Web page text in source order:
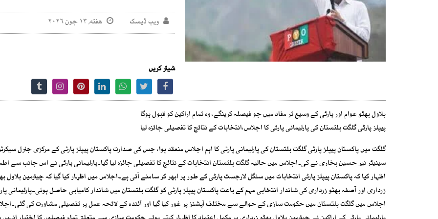
ویب ڈیسک هفته, ۱۳ جون ۲۰۲۶
شیئر کریں
بلاول بھٹو عوام اور پارٹی کے وسیع تر مفاد میں جو فیصلہ کرینگے، وہ تمام اراکین کو قبول ہوگا
پیپلز پارٹی گلگت بلتستان کی پارلیمانی پارٹی کا اجلاس،انتخابات کے نتائج کا تفصیلی جائزہ لیا
گلگت میں پاکستان پیپلز پارٹی گلگت بلتستان کی پارلیمانی پارٹی کا اہم اجلاس منعقد ہوا، جس کی صدارت پاکستان پیپلز پارٹی کے مرکزی جنرل
سینیٹر نیر حسین بخاری نے کی۔اجلاس میں حالیہ گلگت بلتستان انتخابات کے نتائج کا تفصیلی جائزہ لیا گیا۔پارلیمانی پارٹی نے اس جانب سے
اظہار کیا کہ پاکستان پیپلز پارٹی انتخابات میں سنگل لارجسٹ پارٹی کے طور پر ابھر کر سامنے آئی ہے۔اجلاس میں اظہار کیا گیا کہ چیئرمین بلاول
زرداری اور آصفہ بھٹو زرداری کی شاندار انتخابی مہم کے باعث پاکستان پیپلز پارٹی کو گلگت بلتستان میں شاندار کامیابی حاصل ہوئی۔پارلیمانی
اجلاس میں گلگت بلتستان میں حکومت سازی کے حوالے سے مختلف آپشنز پر غور کیا گیا اور آئندہ کے لائحہ عمل پر تفصیلی مشاورت کی